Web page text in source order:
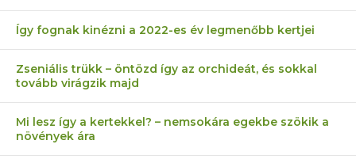
Így fognak kinézni a 2022-es év legmenőbb kertjei
Zseniális trükk – öntözd így az orchideát, és sokkal
tovább virágzik majd
Mi lesz így a kertekkel? – nemsokára egekbe szökik a
növények ára